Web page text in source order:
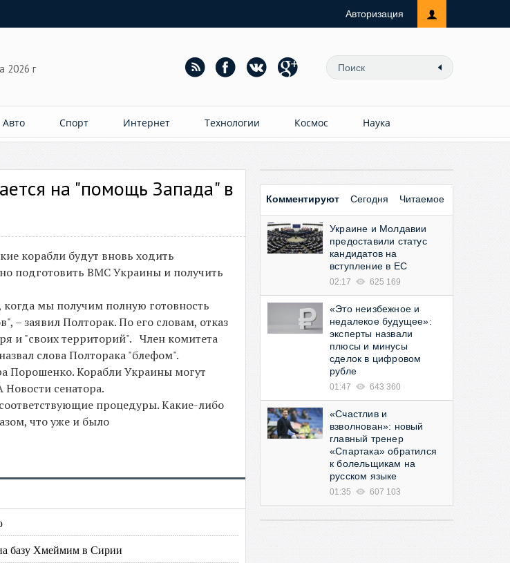
Авторизация
2026 г
Авто Спорт Интернет Технологии Космос Наука
на "помощь Запада" в
корабли будут вновь ходить
подготовить ВМС Украины и получить
мы получим полную готовность
заявил Полторак. По его словам, отказ
и "своих территорий". Член комитета
слова Полторака "блефом".
Порошенко. Корабли Украины могут
Новости сенатора.
процедуры. Какие-либо
что уже и было
базу Хмеймим в Сирии
Комментируют Сегодня Читаемое
Украине и Молдавии
предоставили статус
кандидатов на
вступление в ЕС
02:17 625 169
«Это неизбежное и
недалекое будущее»:
эксперты назвали
плюсы и минусы
сделок в цифровом
рубле
01:47 643 360
«Счастлив и
взволнован»: новый
главный тренер
«Спартака» обратился
к болельщикам на
русском языке
01:35 607 103